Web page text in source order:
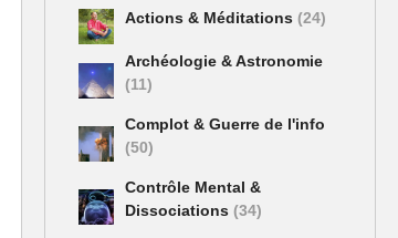
Actions & Méditations (24)
Archéologie & Astronomie
(11)
Complot & Guerre de l'info
(50)
Contrôle Mental &
Dissociations (34)